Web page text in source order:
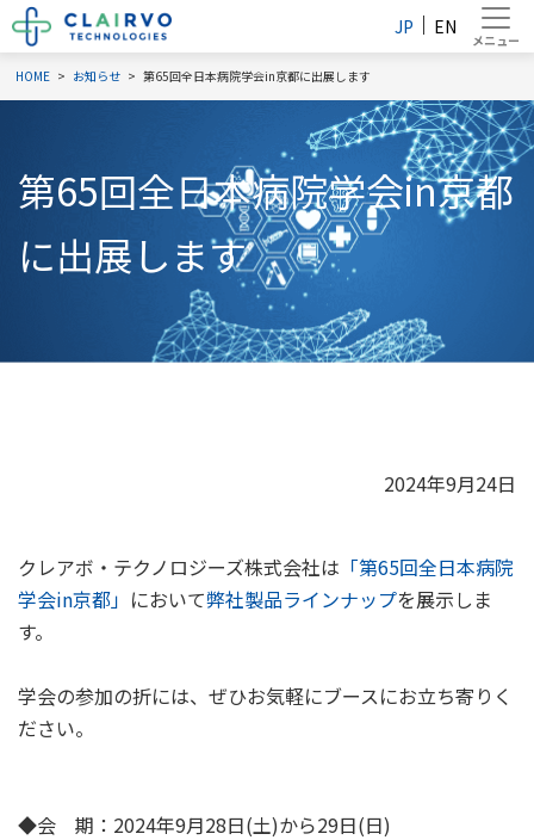
JP EN
HOME お知らせ 第65回全日本病院学会in京都に出展します
第65回全日本病院学会in京都
に出展します
2024年9月24日
クレアボ・テクノロジーズ株式会社は 「第65回全日本病院
学会in京都」 において弊社製品ラインナップを展示しま
す。
学会の参加の折には、ぜひお気軽にブースにお立ち寄りく
ださい。
◆会 期：2024年9月28日(土)から29日(日)